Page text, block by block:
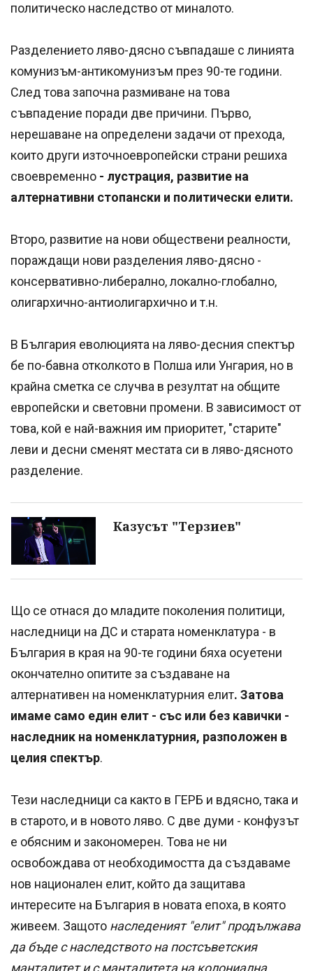
политическо наследство от миналото.
Разделението ляво-дясно съвпадаше с линията
комунизъм-антикомунизъм през 90-те години.
След това започна размиване на това
съвпадение поради две причини. Първо,
нерешаване на определени задачи от прехода,
които други източноевропейски страни решиха
своевременно - лустрация, развитие на
алтернативни стопански и политически елити.
Второ, развитие на нови обществени реалности,
пораждащи нови разделения ляво-дясно -
консервативно-либерално, локално-глобално,
олигархично-антиолигархично и т.н.
В България еволюцията на ляво-десния спектър
бе по-бавна отколкото в Полша или Унгария, но в
крайна сметка се случва в резултат на общите
европейски и световни промени. В зависимост от
това, кой е най-важния им приоритет, "старите"
леви и десни сменят местата си в ляво-дясното
разделение.
Казусът "Терзиев"
Що се отнася до младите поколения политици,
наследници на ДС и старата номенклатура - в
България в края на 90-те години бяха осуетени
окончателно опитите за създаване на
алтернативен на номенклатурния елит. Затова
имаме само един елит - със или без кавички -
наследник на номенклатурния, разположен в
целия спектър.
Тези наследници са както в ГЕРБ и вдясно, така и
в старото, и в новото ляво. С две думи - конфузът
е обясним и закономерен. Това не ни
освобождава от необходимостта да създаваме
нов национален елит, който да защитава
интересите на България в новата епоха, в която
живеем. Защото наследеният "елит" продължава
да бъде с наследството на постсъветския